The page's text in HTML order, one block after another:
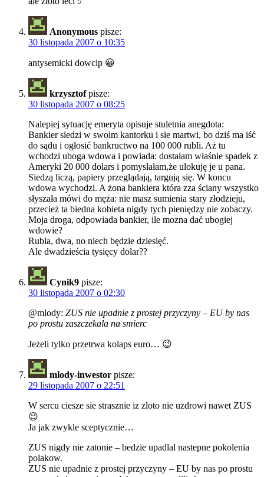
Anonymous pisze:
30 listopada 2007 o 10:35
antysemicki dowcip 😀
krzysztof pisze:
30 listopada 2007 o 08:25
Nalepiej sytuację emeryta opisuje stuletnia anegdota:
Bankier siedzi w swoim kantorku i sie martwi, bo dziś ma iść
do sądu i ogłosić bankructwo na 100 000 rubli. Aż tu
wchodzi uboga wdowa i powiada: dostałam właśnie spadek z
Ameryki 20 000 dolars i pomyslałam,że ulokuję je u pana.
Siedzą liczą, papiery przeglądają, targują się. W koncu
wdowa wychodzi. A żona bankiera która zza ściany wszystko
słyszała mówi do męża: nie masz sumienia stary złodzieju,
przecież ta biedna kobieta nigdy tych pieniędzy nie zobaczy.
Moja droga, odpowiada bankier, ile mozna dać ubogiej
wdowie?
Rubla, dwa, no niech będzie dziesięć.
Ale dwadzieścia tysięcy dolar??
Cynik9 pisze:
30 listopada 2007 o 02:30
@mlody: ZUS nie upadnie z prostej przyczyny – EU by nas
po prostu zaszczekala na smierc
Jeżeli tylko przetrwa kolaps euro… 😉
mlody-inwestor pisze:
29 listopada 2007 o 22:51
W sercu ciesze sie strasznie iz zloto nie uzdrowi nawet ZUS
😉
Ja jak zwykle sceptycznie…
ZUS nigdy nie zatonie – bedzie upadlal nastepne pokolenia
polakow.
ZUS nie upadnie z prostej przyczyny – EU by nas po prostu